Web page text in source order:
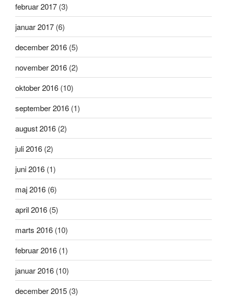
februar 2017 (3)
januar 2017 (6)
december 2016 (5)
november 2016 (2)
oktober 2016 (10)
september 2016 (1)
august 2016 (2)
juli 2016 (2)
juni 2016 (1)
maj 2016 (6)
april 2016 (5)
marts 2016 (10)
februar 2016 (1)
januar 2016 (10)
december 2015 (3)